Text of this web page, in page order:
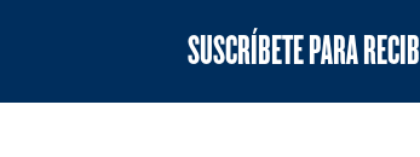
SUSCRÍBETE PARA